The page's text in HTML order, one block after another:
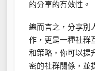
的分享的有效性。
總而言之，分享別
作，更是一種社群
和策略，你可以提
密的社群關係，並